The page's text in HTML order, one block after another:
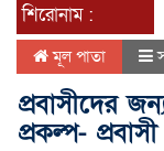
শিরোনাম :
মূল পাতা
প্রবাসীদের
প্রকল্প- প্রবাসী